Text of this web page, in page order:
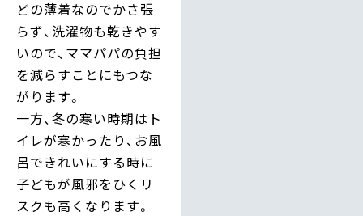
どの薄着なのでかさ張
らず、洗濯物も乾きやす
いので、ママパパの負担
を減らすことにもつな
がります。
一方、冬の寒い時期はト
イレが寒かったり、お風
呂できれいにする時に
子どもが風邪をひくリ
スクも高くなります。